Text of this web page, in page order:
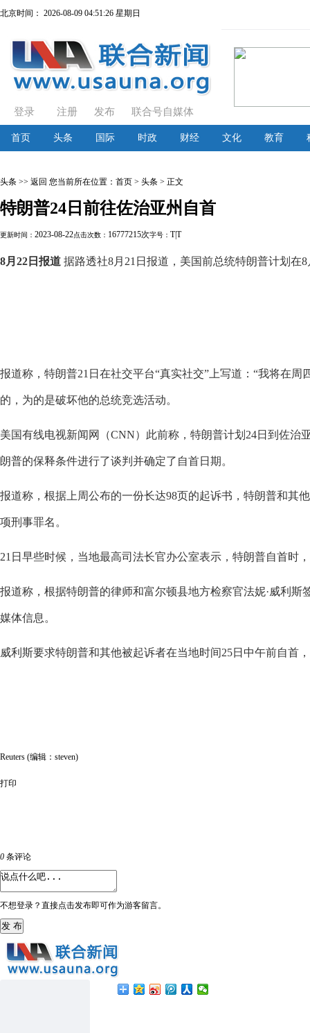
北京时间： 2026-08-09 04:51:26 星期日
登录 注册 发布 联合号自媒体
首页 头条 国际 时政 财经 文化 教育
头条 >> 返回 您当前所在位置： 首页 > 头条 > 正文
特朗普24日前往佐治亚州自首
更新时间： 2023-08-22点击次数： 16777215次字号： T|T
8月22日报道 据路透社8月21日报道，美国前总统特朗普计划在
报道称，特朗普21日在社交平台“真实社交”上写道：“我将在
的，为的是破坏他的总统竞选活动。
美国有线电视新闻网（CNN）此前称，特朗普计划24日到佐
朗普的保释条件进行了谈判并确定了自首日期。
报道称，根据上周公布的一份长达98页的起诉书，特朗普和其
项刑事罪名。
21日早些时候，当地最高司法长官办公室表示，特朗普自首时
报道称，根据特朗普的律师和富尔顿县地方检察官法妮·威利
媒体信息。
威利斯要求特朗普和其他被起诉者在当地时间25日中午前自首
Reuters (编辑：steven)
打印
0 条评论
不想登录？直接点击发布即可作为游客留言。
发 布